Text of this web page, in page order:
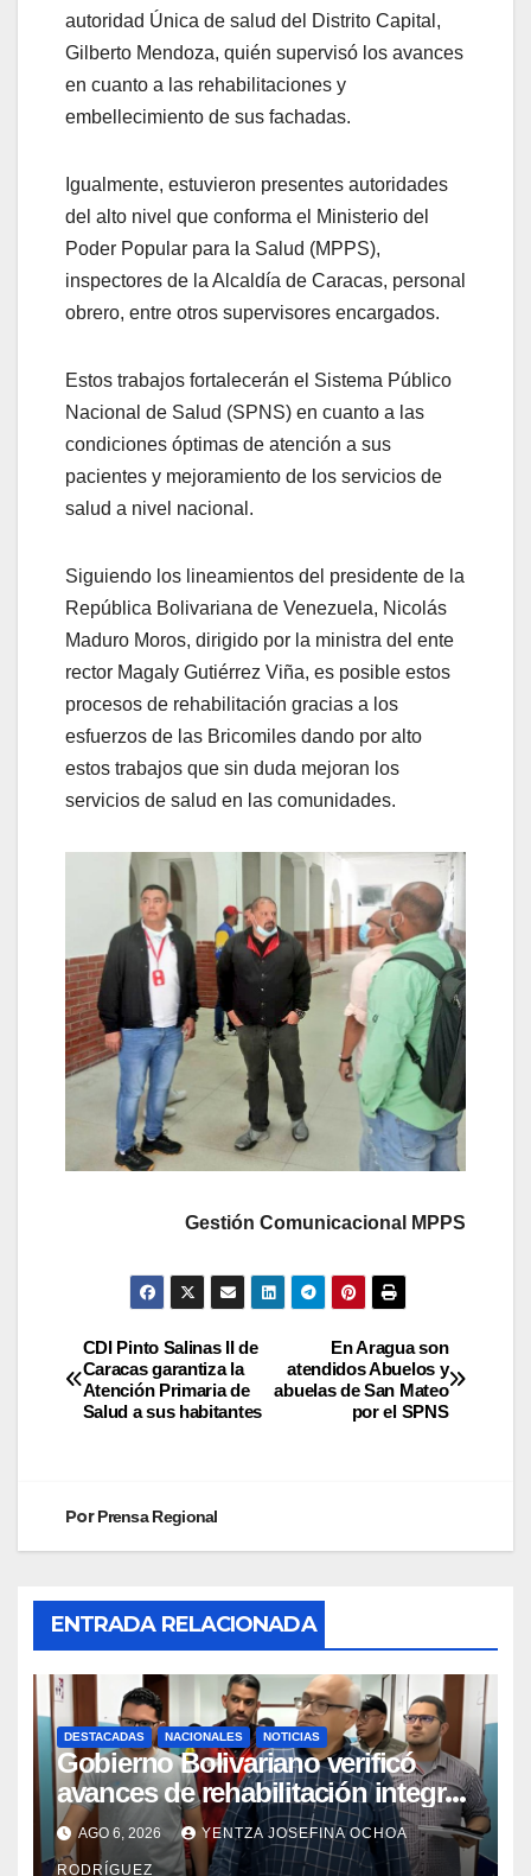
autoridad Única de salud del Distrito Capital,
Gilberto Mendoza, quién supervisó los avances
en cuanto a las rehabilitaciones y
embellecimiento de sus fachadas.
Igualmente, estuvieron presentes autoridades
del alto nivel que conforma el Ministerio del
Poder Popular para la Salud (MPPS),
inspectores de la Alcaldía de Caracas, personal
obrero, entre otros supervisores encargados.
Estos trabajos fortalecerán el Sistema Público
Nacional de Salud (SPNS) en cuanto a las
condiciones óptimas de atención a sus
pacientes y mejoramiento de los servicios de
salud a nivel nacional.
Siguiendo los lineamientos del presidente de la
República Bolivariana de Venezuela, Nicolás
Maduro Moros, dirigido por la ministra del ente
rector Magaly Gutiérrez Viña, es posible estos
procesos de rehabilitación gracias a los
esfuerzos de las Bricomiles dando por alto
estos trabajos que sin duda mejoran los
servicios de salud en las comunidades.
Gestión Comunicacional MPPS
En Aragua son
atendidos Abuelos y
abuelas de San Mateo
por el SPNS
CDI Pinto Salinas II de
Caracas garantiza la
Atención Primaria de
Salud a sus habitantes
PorPrensa Regional
ENTRADA RELACIONADA
DESTACADAS NACIONALES NOTICIAS
Gobierno Bolivariano verificó
avances de rehabilitación integral
en el Hospital Dr. José María
Vargas
AGO 6, 2026 YENTZA JOSEFINA OCHOA
RODRÍGUEZ